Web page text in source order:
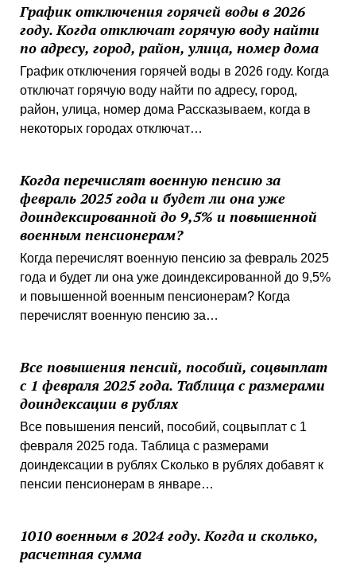
График отключения горячей воды в 2026
году. Когда отключат горячую воду найти
по адресу, город, район, улица, номер дома
График отключения горячей воды в 2026 году. Когда
отключат горячую воду найти по адресу, город,
район, улица, номер дома Рассказываем, когда в
некоторых городах отключат…
Когда перечислят военную пенсию за
февраль 2025 года и будет ли она уже
доиндексированной до 9,5% и повышенной
военным пенсионерам?
Когда перечислят военную пенсию за февраль 2025
года и будет ли она уже доиндексированной до 9,5%
и повышенной военным пенсионерам? Когда
перечислят военную пенсию за…
Все повышения пенсий, пособий, соцвыплат
с 1 февраля 2025 года. Таблица с размерами
доиндексации в рублях
Все повышения пенсий, пособий, соцвыплат с 1
февраля 2025 года. Таблица с размерами
доиндексации в рублях Сколько в рублях добавят к
пенсии пенсионерам в январе…
1010 военным в 2024 году. Когда и сколько,
расчетная сумма